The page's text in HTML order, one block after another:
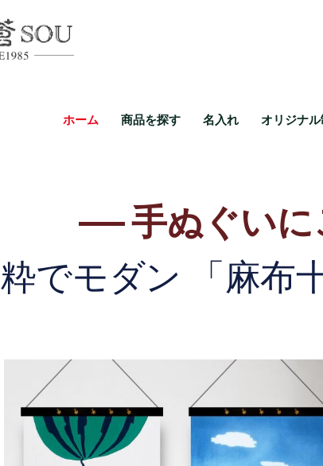
ホーム 商品を探す 名入れ オリジナ
手ぬぐいに
粋でモダン
「麻布